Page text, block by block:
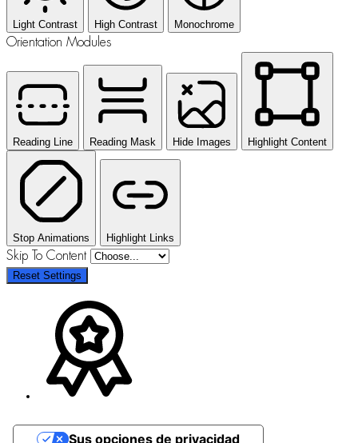
Light Contrast High Contrast Monochrome
Orientation Modules
Reading Line Reading Mask Hide Images Highlight Content
Stop Animations Highlight Links
Skip To Content
Reset Settings
Sus opciones de privacidad